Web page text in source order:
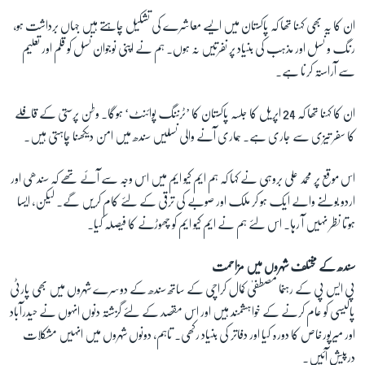
زبان
ان کا یہ بھی کہنا تھا کہ پاکستان میں ایسے معاشرے کی تشکیل چاہتے ہیں جہاں برداشت ہو،
رنگ و نسل اور مذہب کی بنیاد پر نفرتیں نہ ہوں۔ ہم نے اپنی نوجوان نسل کو قلم اور تعلیم
سے آراستہ کرنا ہے۔
ان کا کہنا تھا کہ 24 اپریل کا جلسہ پاکستان کا ’ٹرننگ پوائنٹ‘ ہوگا۔ وطن پرستی کے قافلے
کا سفر تیزی سے جاری ہے۔ ہماری آنے والی نسلیں سندھ میں امن دیکھنا چاہتی ہیں۔
اس موقع پر محمد علی بروہی نے کہا کہ ہم ایم کیو ایم میں اس وجہ سے آئے تھے کہ سندھی اور
اردو بولنے والے ایک ہو کر ملک اور صوبے کی ترقی کے لئے کام کریں گے۔ لیکن، ایسا
ہوتا نظر نہیں آ رہا۔ اس لئے ہم نے ایم کیو ایم کو چھوڑنے کا فیصلہ کیا۔
سندھ کے مختلف شہروں میں مزاحمت
پی ایس پی کے رہنما مصطفیٰ کمال کراچی کے ساتھ سندھ کے دوسرے شہروں میں بھی پارٹی
پالیسی کو عام کرنے کے خواہشمند ہیں اور اس مقصد کے لئے گزشتہ دنوں انہوں نے حیدرآباد
اور میرپورخاص کا دورہ کیا اور دفاتر کی بنیاد رکھی۔ تاہم، دونوں شہروں میں انہیں مشکلات
درپیش آئیں۔